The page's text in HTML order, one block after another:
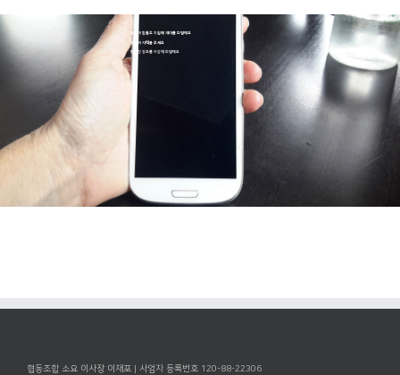
당신이 힘들고 지칠때 재미를 드릴께요
당신의 시력을 주세요
중요한 정보를 저장해 드릴께요
협동조합 소요 이사장 이재포 | 사업자 등록번호 120-88-22306